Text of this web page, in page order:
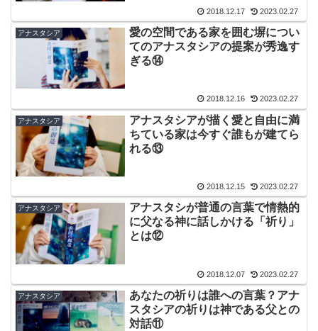
2018.12.17 2023.02.27
アナスタシア
愛の空間である家を囲む塀につい
てのアナスタシアの提案が秀逸す
ぎる⑭
2018.12.16 2023.02.27
アナスタシア
アナスタシアが描く愛と自由に満
ちている家は今すぐ誰もが建てら
れる⑬
2018.12.15 2023.02.27
アナスタシア
アナスタシが普通の言葉で情熱的
に父なる神に話しかける「祈り」
とは⑫
2018.12.07 2023.02.27
アナスタシア
あなたの祈りは誰への言葉？アナ
スタシアの祈りは神である父との
対話⑪